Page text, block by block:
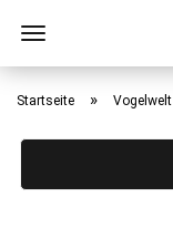
Direkt
zumStartseite » Vogelwelt